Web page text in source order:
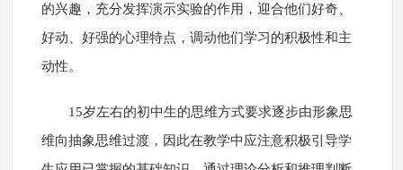
的兴趣，充分发挥演示实验的作用，迎合他们好奇、
好动、好强的心理特点，调动他们学习的积极性和主
动性。
15岁左右的初中生的思维方式要求逐步由形象思
维向抽象思维过渡，因此在教学中应注意积极引导学